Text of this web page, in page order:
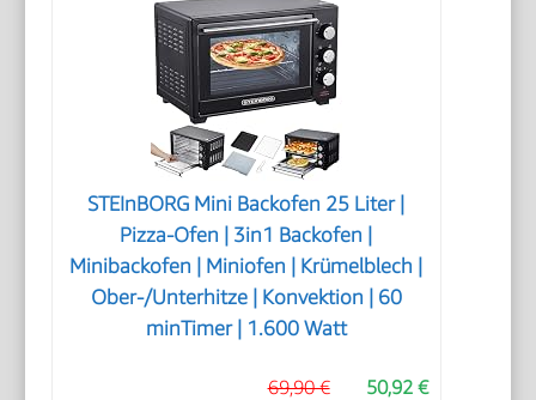
STEInBORG Mini Backofen 25 Liter |
Pizza-Ofen | 3in1 Backofen |
Minibackofen | Miniofen | Krümelblech |
Ober-/Unterhitze | Konvektion | 60
minTimer | 1.600 Watt
50,92 €
69,90 €